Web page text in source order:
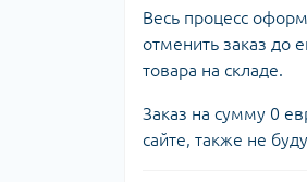
Весь процесс
отменить заказ до
товара на складе.
Заказ на сумму 0
сайте, также не